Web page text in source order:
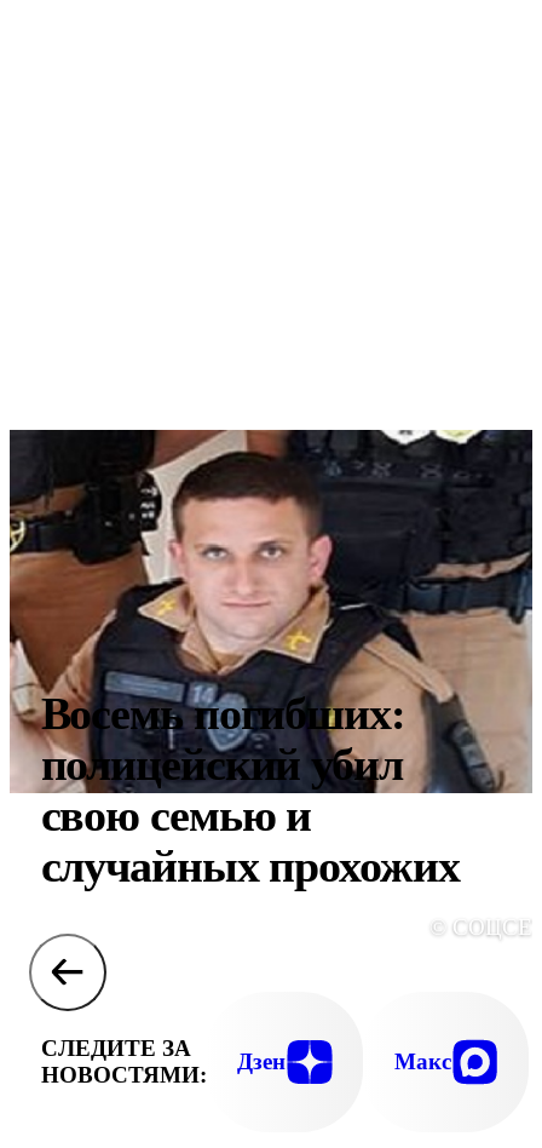
Восемь погибших:
полицейский убил
свою семью и
случайных прохожих
©
СЛЕДИТЕ ЗА
НОВОСТЯМИ:
Дзен Макс